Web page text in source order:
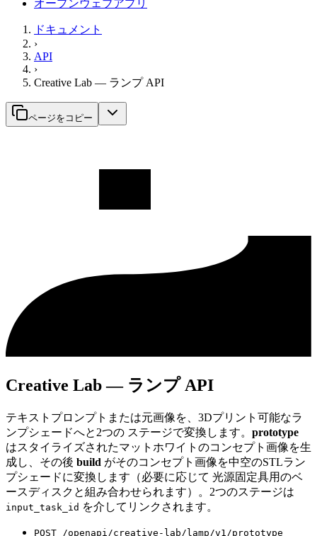
オープンウェブアプリ
ドキュメント
›
API
›
Creative Lab — ランプ API
ページをコピー
Creative Lab — ランプ API
テキストプロンプトまたは元画像を、3Dプリント可能なラ
ンプシェードへと2つの ステージで変換します。 prototype
はスタイライズされたマットホワイトのコンセプト画像を生
成し、その後 build がそのコンセプト画像を中空のSTLラン
プシェードに変換します（必要に応じて 光源固定具用のベ
ースディスクと組み合わせられます）。2つのステージは
input_task_id を介してリンクされます。
POST /openapi/creative-lab/lamp/v1/prototype